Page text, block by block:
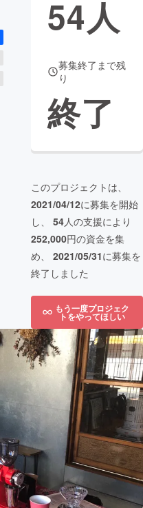
54人
募集終了まで残
り
終了
このプロジェクトは、
2021/04/12に募集を開始
し、 54人の支援により
252,000円の資金を集
め、 2021/05/31に募集を
終了しました
もう一度プロジェク
トをやってほしい